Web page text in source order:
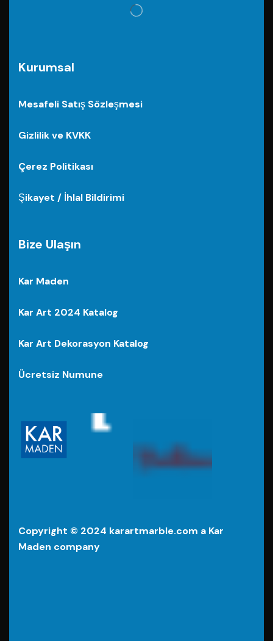
Kurumsal
Mesafeli Satış Sözleşmesi
Gizlilik ve KVKK
Çerez Politikası
Şikayet / İhlal Bildirimi
Bize Ulaşın
Kar Maden
Kar Art 2024 Katalog
Kar Art Dekorasyon Katalog
Ücretsiz Numune
Copyright © 2024 karartmarble.com a Kar
Maden company